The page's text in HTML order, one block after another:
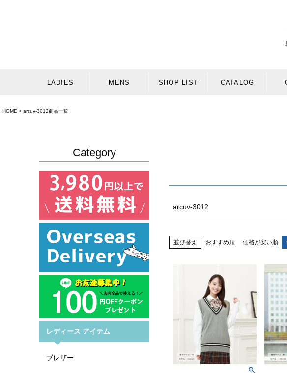
LADIES MENS SHOP LIST CATALOG
HOME arcuv-3012商品一覧
Category
レディース アイテム
ブレザー
arcuv-3012
並び替え おすすめ順 価格が安い順